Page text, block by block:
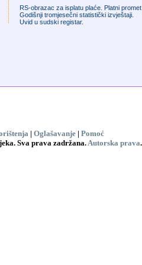
RS-obrazac za isplatu plaće. Platni
Godišnji tromjesečni statistički izvještaji.
Uvid u sudski registar.
| Oglašavanje | Pomoć
Sva prava zadržana.Autorska prava.